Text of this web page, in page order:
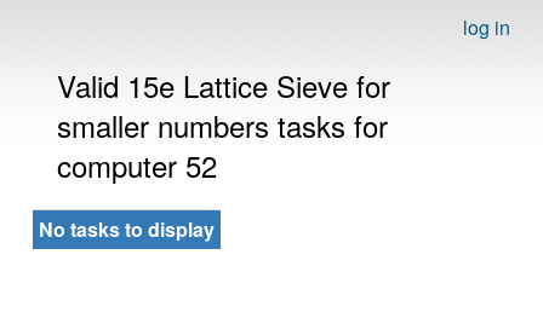
log in
Valid 15e Lattice Sieve for
smaller numbers tasks for
computer 52
No tasks to display